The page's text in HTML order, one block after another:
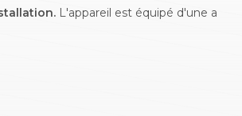
L'appareil est équipé d'une a